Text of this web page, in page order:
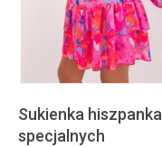
Sukienka
specjalnych